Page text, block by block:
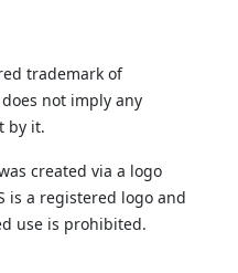
trademark of
does not imply any
by it.
created via a logo
is a registered logo and
use is prohibited.